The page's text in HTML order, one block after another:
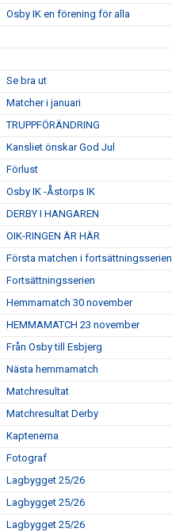
Osby IK en förening för alla
Se bra ut
Matcher i januari
TRUPPFÖRÄNDRING
Kansliet önskar God Jul
Förlust
Osby IK -Åstorps IK
DERBY I HANGAREN
OIK-RINGEN ÄR HÄR
Första matchen i fortsättningsserien
Fortsättningsserien
Hemmamatch 30 november
HEMMAMATCH 23 november
Från Osby till Esbjerg
Nästa hemmamatch
Matchresultat
Matchresultat Derby
Kaptenerna
Fotograf
Lagbygget 25/26
Lagbygget 25/26
Lagbygget 25/26